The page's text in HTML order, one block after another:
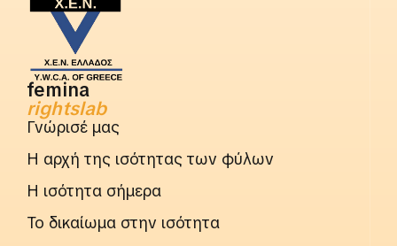
femina
rightslab
Γνώρισέ μας
Η αρχή της ισότητας των φύλων
Η ισότητα σήμερα
Το δικαίωμα στην ισότητα